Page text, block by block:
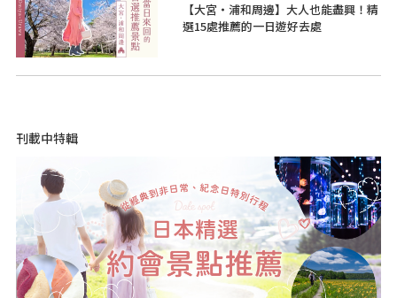
【大宮・浦和周邊】大人也能盡興！精
選15處推薦的一日遊好去處
刊載中特輯